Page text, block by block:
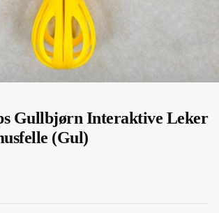
Gullbjørn Interaktive Leker
(Gul)